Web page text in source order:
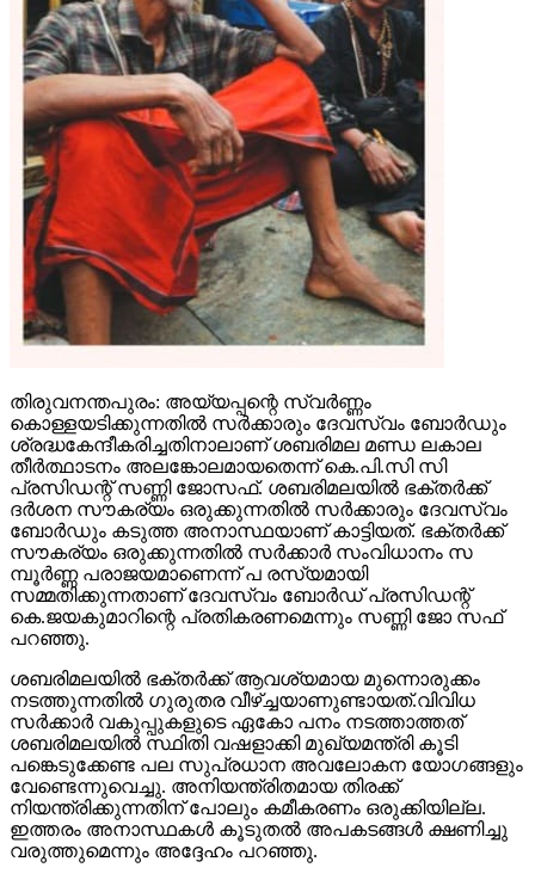
തിരുവനന്തപുരം: അയ്യപ്പന്റെ സ്വര്‍ണ്ണം
കൊള്ളയടിക്കുന്നതില്‍ സര്‍ക്കാരും ദേവസ്വം ബോര്‍ഡും
ശ്രദ്ധകേന്ദീകരിച്ചതിനാലാണ് ശബരിമല മണ്ഡ ലകാല
തീര്‍ത്ഥാടനം അലങ്കോലമായതെന്ന് കെ.പി.സി സി
പ്രസിഡന്റ് സണ്ണി ജോസഫ്. ശബരിമലയില്‍ ഭക്തര്‍ക്ക്
ദര്‍ശന സൗകര്യം ഒരുക്കുന്നതില്‍ സര്‍ക്കാരും ദേവസ്വം
ബോര്‍ഡും കടുത്ത അനാസ്ഥയാണ് കാട്ടിയത്. ഭക്തര്‍ക്ക്
സൗകര്യം ഒരുക്കുന്നതില്‍ സര്‍ക്കാര്‍ സംവിധാനം സ
മ്പൂര്‍ണ്ണ പരാജയമാണെന്ന് പ രസ്യമായി
സമ്മതിക്കുന്നതാണ് ദേവസ്വം ബോര്‍ഡ് പ്രസിഡന്റ്
കെ.ജയകുമാറിന്റെ പ്രതികരണമെന്നും സണ്ണി ജോ സഫ്
പറഞ്ഞു.
ശബരിമലയില്‍ ഭക്തര്‍ക്ക് ആവശ്യമായ മുന്നൊരുക്കം
നടത്തുന്നതില്‍ ഗുരുതര വീഴ്ച്ചയാണുണ്ടായത്.വിവിധ
സര്‍ക്കാര്‍ വകുപ്പുകളുടെ ഏകോ പനം നടത്താത്തത്
ശബരിമലയില്‍ സ്ഥിതി വഷളാക്കി മുഖ്യമന്ത്രി കൂടി
പങ്കെടുക്കേണ്ട പല സുപ്രധാന അവലോകന യോഗങ്ങളും
വേണ്ടെന്നുവെച്ചു. അനിയന്ത്രിതമായ തിരക്ക്
നിയന്ത്രിക്കുന്നതിന് പോലും കമീകരണം ഒരുക്കിയില്ല.
ഇത്തരം അനാസ്ഥകള്‍ കൂടുതല്‍ അപകടങ്ങള്‍ ക്ഷണിച്ചു
വരുത്തുമെന്നും അദ്ദേഹം പറഞ്ഞു.